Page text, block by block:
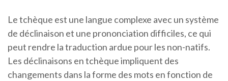
Le tchèque est une langue complexe avec un système
de déclinaison et une prononciation difficiles, ce qui
peut rendre la traduction ardue pour les non-natifs.
Les déclinaisons en tchèque impliquent des
changements dans la forme des mots en fonction de